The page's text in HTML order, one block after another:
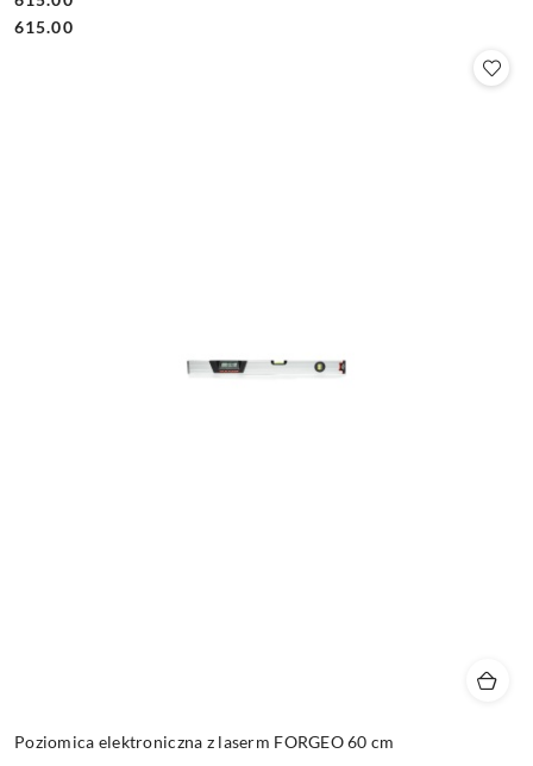
Cena:
Cena:
615.00
Poziomica elektroniczna z laserm FORGEO 60 cm